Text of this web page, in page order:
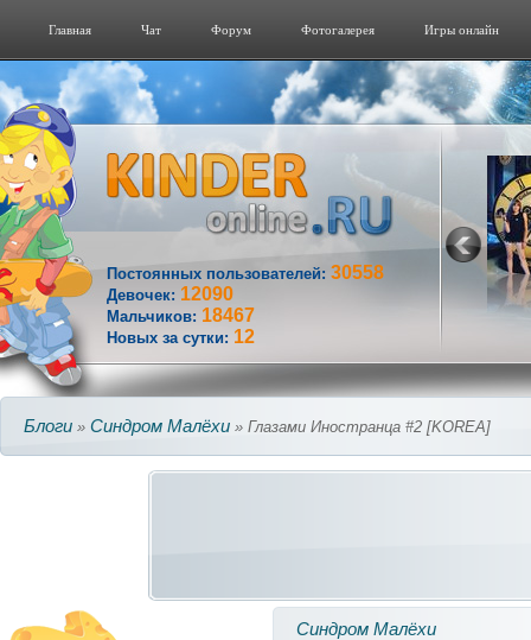
Главная Чат Форум Фотогалерeя Игры онлайн
Постоянных пользователей: 30558
Девочек: 12090
Мальчиков: 18467
Новых за сутки: 12
Блоги » Синдром Малёхи » Глазами Иностранца #2 [KOREA]
Синдром Малёхи